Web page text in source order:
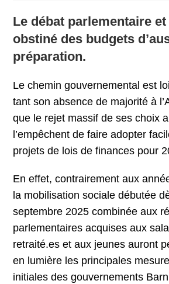
Le débat parlementaire
obstiné des budgets
préparation.
Le chemin gouvernemental est
tant son absence de majorité à
que le rejet massif de ses choix
l’empêchent de faire adopter
projets de lois de finances pour
En effet, contrairement aux
la mobilisation sociale débutée
septembre 2025 combinée aux
parlementaires acquises aux
retraité.es et aux jeunes auront
en lumière les principales
initiales des gouvernements